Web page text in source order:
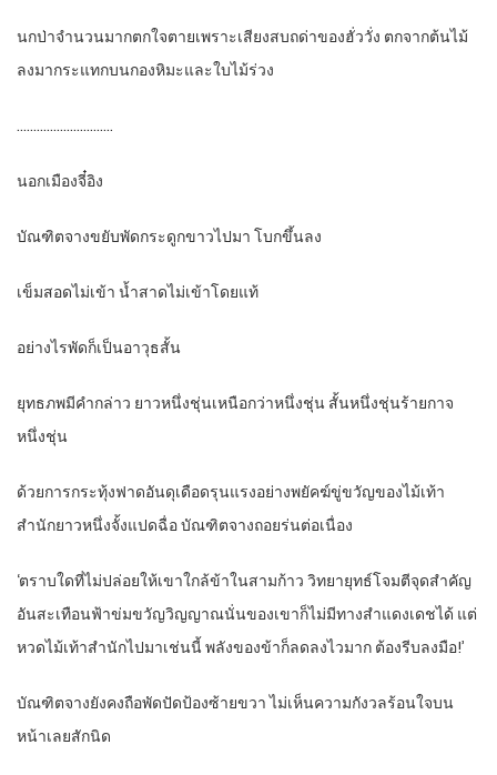
นกป่าจำนวนมากตกใจตายเพราะเสียงสบถด่าของฮั่ววั่ง ตกจากต้นไม้
ลงมากระแทกบนกองหิมะและใบไม้ร่วง
………………………..
นอกเมืองจี๋อิง
บัณฑิตจางขยับพัดกระดูกขาวไปมา โบกขึ้นลง
เข็มสอดไม่เข้า น้ำสาดไม่เข้าโดยแท้
อย่างไรพัดก็เป็นอาวุธสั้น
ยุทธภพมีคำกล่าว ยาวหนึ่งชุ่นเหนือกว่าหนึ่งชุ่น สั้นหนึ่งชุ่นร้ายกาจ
หนึ่งชุ่น
ด้วยการกระทุ้งฟาดอันดุเดือดรุนแรงอย่างพยัคฆ์ขู่ขวัญของไม้เท้า
สำนักยาวหนึ่งจั้งแปดฉื่อ บัณฑิตจางถอยร่นต่อเนื่อง
‘ตราบใดที่ไม่ปล่อยให้เขาใกล้ข้าในสามก้าว วิทยายุทธ์โจมตีจุดสำคัญ
อันสะเทือนฟ้าข่มขวัญวิญญาณนั่นของเขาก็ไม่มีทางสำแดงเดชได้ แต่
หวดไม้เท้าสำนักไปมาเช่นนี้ พลังของข้าก็ลดลงไวมาก ต้องรีบลงมือ!’
บัณฑิตจางยังคงถือพัดปัดป้องซ้ายขวา ไม่เห็นความกังวลร้อนใจบน
หน้าเลยสักนิด